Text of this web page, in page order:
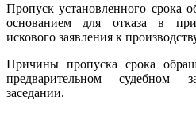
Пропуск установленного срока
основанием для отказа в
искового заявления к
Причины пропуска срока
предварительном судебном
заседании.